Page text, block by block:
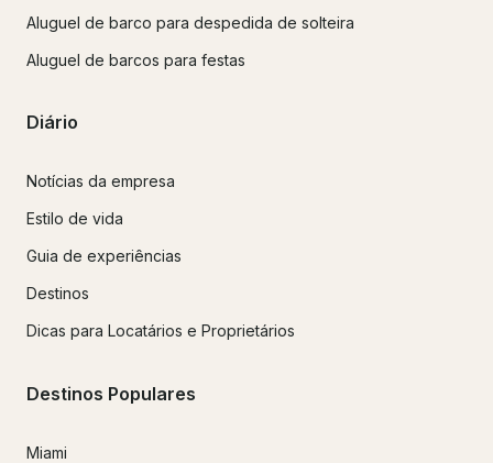
Aluguel de barco para despedida de solteira
Aluguel de barcos para festas
Diário
Notícias da empresa
Estilo de vida
Guia de experiências
Destinos
Dicas para Locatários e Proprietários
Destinos Populares
Miami